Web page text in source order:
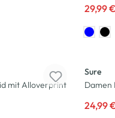
29,99 €
mit Alloverprint
Sure
Damen
24,99